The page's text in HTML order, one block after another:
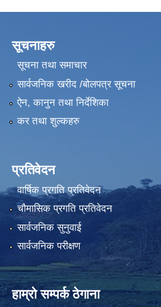
सूचनाहरु
सूचना तथा समाचार
सार्वजनिक खरीद /बोलपत्र सूचना
ऐन, कानुन तथा निर्देशिका
कर तथा शुल्कहरु
प्रतिवेदन
वार्षिक प्रगति प्रतिवेदन
चौमासिक प्रगति प्रतिवेदन
सार्वजनिक सुनुवाई
सार्वजनिक परीक्षण
हाम्रो सम्पर्क ठेगाना